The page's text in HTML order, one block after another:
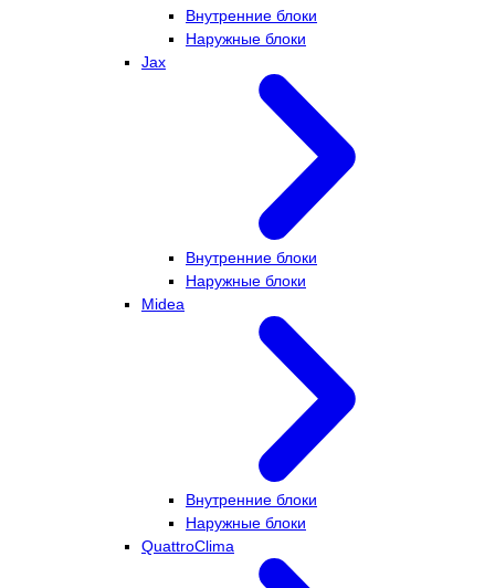
Внутренние блоки
Наружные блоки
Jax
Внутренние блоки
Наружные блоки
Midea
Внутренние блоки
Наружные блоки
QuattroClima